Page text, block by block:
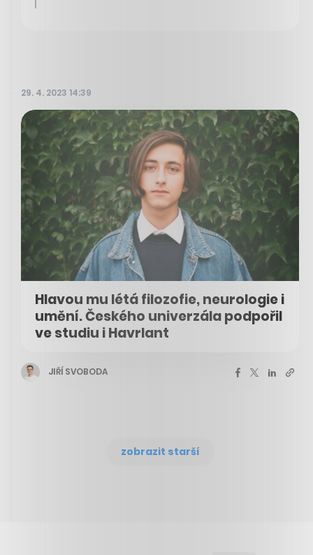
29. 4. 2023 14:39
Hlavou mu létá filozofie, neurologie i
umění. Českého univerzála podpořil
ve studiu i Havrlant
JIŘÍ SVOBODA
zobrazit starší